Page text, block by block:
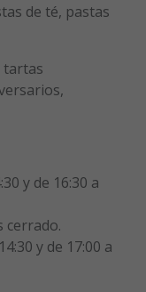
de té, pastas
tartas
y de 16:30 a
cerrado.
y de 17:00 a